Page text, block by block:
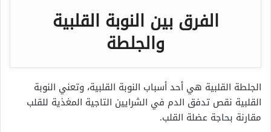
الفرق بين النوبة القلبية
والجلطة
الجلطة القلبية هي أحد أسباب النوبة القلبية، وتعني النوبة
القلبية نقص تدفق الدم في الشرايين التاجية المغذية للقلب
مقارنة بحاجة عضلة القلب.